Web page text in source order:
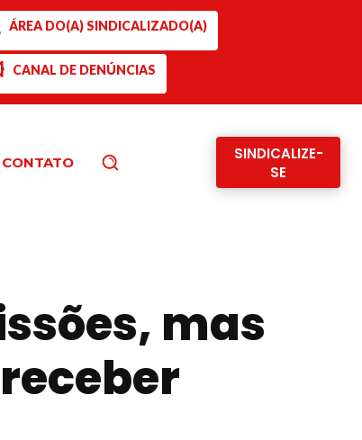
ÁREA DO(A) SINDICALIZADO(A)
CANAL DE DENÚNCIAS
CONTATO
SINDICALIZE-
SE
mas